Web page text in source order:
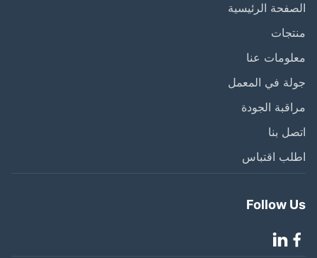
الرئيسية
عنا
في المعمل
الجودة
بنا
اقتباس
Follow